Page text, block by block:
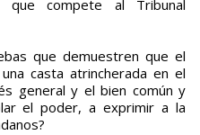
compete al Tribunal
que demuestren que el
casta atrincherada en el
general y el bien común y
el poder, a exprimir a la